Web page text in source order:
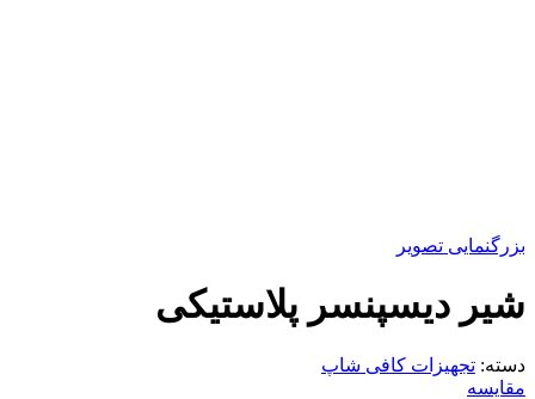
بزرگنمایی تصویر
شیر دیسپنسر پلاستیکی
دسته: تجهیزات کافی شاپ
مقایسه